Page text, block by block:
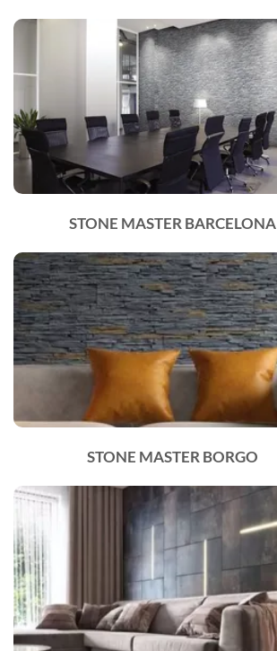
STONE MASTER BARCELONA
STONE MASTER BORGO